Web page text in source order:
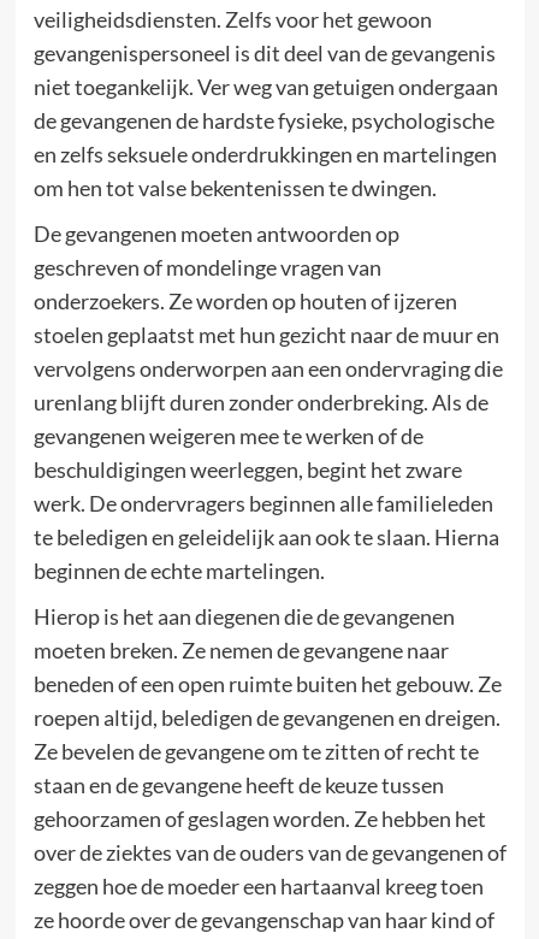
veiligheidsdiensten. Zelfs voor het gewoon
gevangenispersoneel is dit deel van de gevangenis
niet toegankelijk. Ver weg van getuigen ondergaan
de gevangenen de hardste fysieke, psychologische
en zelfs seksuele onderdrukkingen en martelingen
om hen tot valse bekentenissen te dwingen.
De gevangenen moeten antwoorden op
geschreven of mondelinge vragen van
onderzoekers. Ze worden op houten of ijzeren
stoelen geplaatst met hun gezicht naar de muur en
vervolgens onderworpen aan een ondervraging die
urenlang blijft duren zonder onderbreking. Als de
gevangenen weigeren mee te werken of de
beschuldigingen weerleggen, begint het zware
werk. De ondervragers beginnen alle familieleden
te beledigen en geleidelijk aan ook te slaan. Hierna
beginnen de echte martelingen.
Hierop is het aan diegenen die de gevangenen
moeten breken. Ze nemen de gevangene naar
beneden of een open ruimte buiten het gebouw. Ze
roepen altijd, beledigen de gevangenen en dreigen.
Ze bevelen de gevangene om te zitten of recht te
staan en de gevangene heeft de keuze tussen
gehoorzamen of geslagen worden. Ze hebben het
over de ziektes van de ouders van de gevangenen of
zeggen hoe de moeder een hartaanval kreeg toen
ze hoorde over de gevangenschap van haar kind of